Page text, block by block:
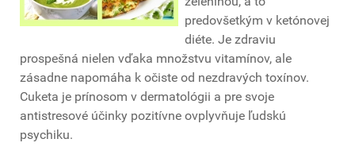
predovšetkým v ketónovej
diéte. Je zdraviu
prospešná nielen vďaka množstvu vitamínov, ale
zásadne napomáha k očiste od nezdravých toxínov.
Cuketa je prínosom v dermatológii a pre svoje
antistresové účinky pozitívne ovplyvňuje ľudskú
psychiku.